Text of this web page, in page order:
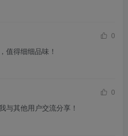
0
值得细细品味！
0
与其他用户交流分享！